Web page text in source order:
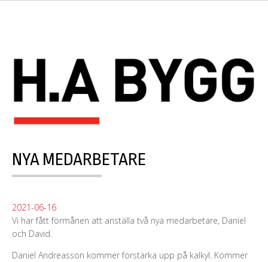
NYA MEDARBETARE
2021-06-16
Vi har fått förmånen att anställa två nya medarbetare, Daniel
och David.
Daniel Andreasson kommer förstärka upp på kalkyl. Kommer